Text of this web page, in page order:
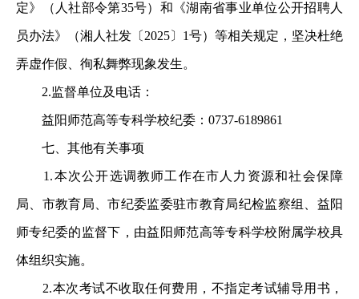
定》（人社部令第35号）和《湖南省事业单位公开招聘人
员办法》（湘人社发〔2025〕1号）等相关规定，坚决杜绝
弄虚作假、徇私舞弊现象发生。
2.监督单位及电话：
益阳师范高等专科学校纪委：0737-6189861
七、其他有关事项
1.本次公开选调教师工作在市人力资源和社会保障
局、市教育局、市纪委监委驻市教育局纪检监察组、益阳
师专纪委的监督下，由益阳师范高等专科学校附属学校具
体组织实施。
2.本次考试不收取任何费用，不指定考试辅导用书，